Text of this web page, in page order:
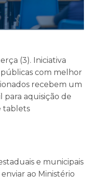
(3). Iniciativa
com melhor
recebem um
para aquisição de
tablets
e municipais
ao Ministério